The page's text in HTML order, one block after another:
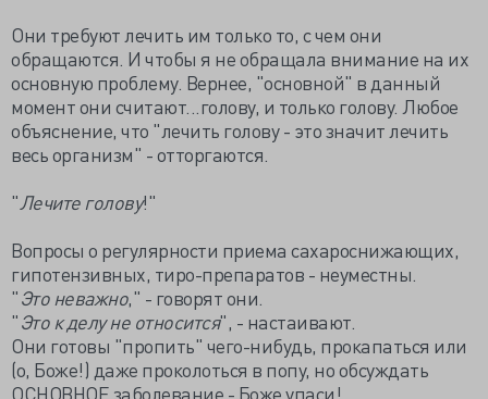
Они требуют лечить им только то, с чем они
обращаются. И чтобы я не обращала внимание на их
основную проблему. Вернее, "основной" в данный
момент они считают...голову, и только голову. Любое
объяснение, что "лечить голову - это значит лечить
весь организм" - отторгаются.
"Лечите голову!"
Вопросы о регулярности приема сахароснижающих,
гипотензивных, тиро-препаратов - неуместны.
"Это неважно," - говорят они.
"Это к делу не относится", - настаивают.
Они готовы "пропить" чего-нибудь, прокапаться или
(о, Боже!) даже проколоться в попу, но обсуждать
ОСНОВНОЕ заболевание - Боже упаси!